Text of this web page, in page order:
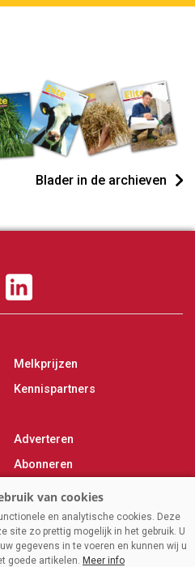
Blader in de archieven
Melkprijzen
Kennispartners
Adverteren
Abonneren
Over ons
Contacten analytische cookies. Deze
site zo prettig mogelijk in het gebruik. U
gegevens in te voeren en kunnen wij u
goede artikelen. Meer info